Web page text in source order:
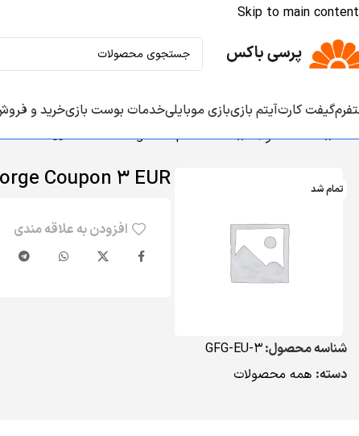
Skip to main content
گیفت کارت‌آیتم‌ بازی‌بازی موبایلیخدمات بوست بازی‌خرید و
خانه/ همه محصولات/
Gameforge Coupon 3 EUR
تمام شد
شناسه محصول:GFG-EU-3
دسته: همه محصولات
Coupon 3 EUR
افزودن به علاقه مندی